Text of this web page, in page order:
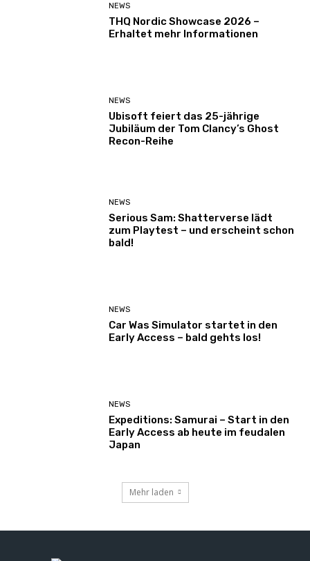
NEWS
THQ Nordic Showcase 2026 –
Erhaltet mehr Informationen
NEWS
Ubisoft feiert das 25-jährige
Jubiläum der Tom Clancy’s Ghost
Recon-Reihe
NEWS
Serious Sam: Shatterverse lädt
zum Playtest – und erscheint schon
bald!
NEWS
Car Was Simulator startet in den
Early Access – bald gehts los!
NEWS
Expeditions: Samurai – Start in den
Early Access ab heute im feudalen
Japan
Mehr laden